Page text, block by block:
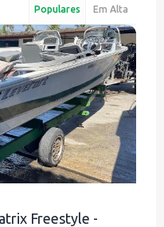
Populares Em Alta
Freestyle -